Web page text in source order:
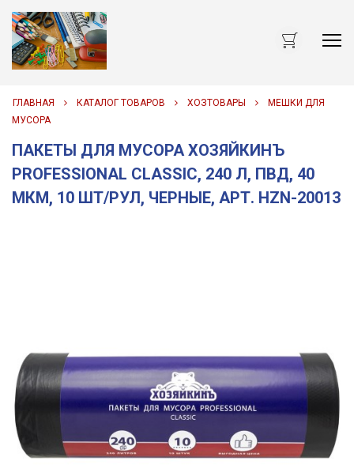
ГЛАВНАЯ КАТАЛОГ ТОВАРОВ ХОЗТОВАРЫ
МЕШКИ ДЛЯ
МУСОРА
ПАКЕТЫ ДЛЯ МУСОРА ХОЗЯЙКИНЪ
PROFESSIONAL CLASSIC, 240 Л, ПВД, 40
МКМ, 10 ШТ/РУЛ, ЧЕРНЫЕ, АРТ. HZN-20013